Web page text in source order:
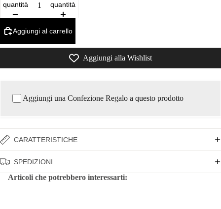
quantità
quantità
Aggiungi al carrello
Aggiungi alla Wishlist
Aggiungi una Confezione Regalo a questo prodotto
CARATTERISTICHE
SPEDIZIONI
Articoli che potrebbero interessarti: